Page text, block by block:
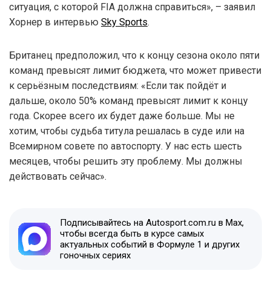
ситуация, с которой FIA должна справиться», – заявил
Хорнер в интервью Sky Sports.
Британец предположил, что к концу сезона около пяти
команд превысят лимит бюджета, что может привести
к серьёзным последствиям: «Если так пойдёт и
дальше, около 50% команд превысят лимит к концу
года. Скорее всего их будет даже больше. Мы не
хотим, чтобы судьба титула решалась в суде или на
Всемирном совете по автоспорту. У нас есть шесть
месяцев, чтобы решить эту проблему. Мы должны
действовать сейчас».
Подписывайтесь на Autosport.com.ru в Max,
чтобы всегда быть в курсе самых
актуальных событий в Формуле 1 и других
гоночных сериях